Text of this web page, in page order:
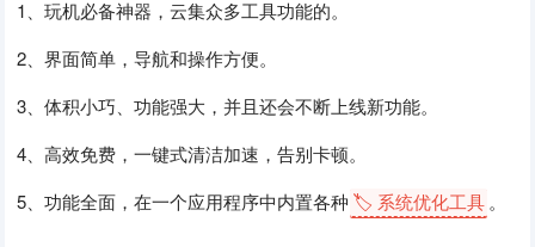
1、玩机必备神器，云集众多工具功能的。
2、界面简单，导航和操作方便。
3、体积小巧、功能强大，并且还会不断上线新功能。
4、高效免费，一键式清洁加速，告别卡顿。
5、功能全面，在一个应用程序中内置各种 🏷️ 系统优化工具 。